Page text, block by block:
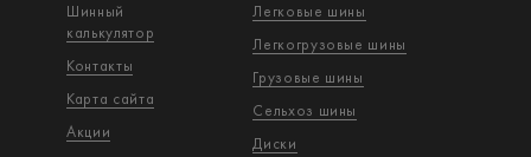
Шинный
калькулятор
Контакты
Карта сайта
Акции
Легковые шины
Легкогрузовые шины
Грузовые шины
Сельхоз шины
Диски